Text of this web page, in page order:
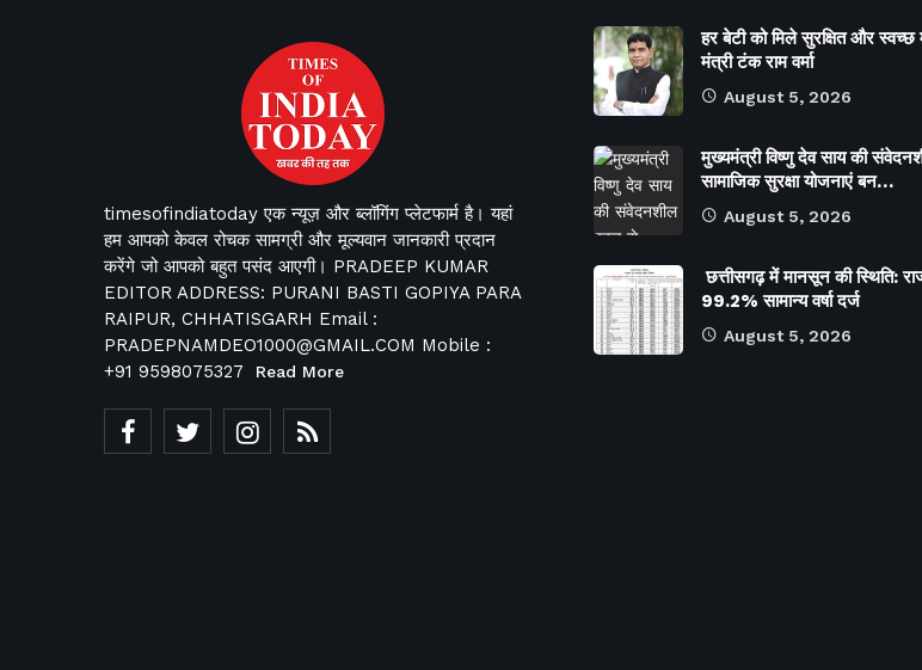
timesofindiatoday एक न्यूज़ और ब्लॉगिंग प्लेटफार्म है। यहां
हम आपको केवल रोचक सामग्री और मूल्यवान जानकारी प्रदान
करेंगे जो आपको बहुत पसंद आएगी। PRADEEP KUMAR
EDITOR ADDRESS: PURANI BASTI GOPIYA PARA
RAIPUR, CHHATISGARH Email :
PRADEPNAMDEO1000@GMAIL.COM Mobile :
+91 9598075327
Read More
हर बेटी को मिले सुरक्षित और स्वच्छ
मंत्री टंक राम वर्मा
August 5, 2026
मुख्यमंत्री विष्णु देव साय की
सामाजिक सुरक्षा योजनाएं बन…
August 5, 2026
छत्तीसगढ़ में मानसून की स्थिति:
99.2% सामान्य वर्षा दर्ज
August 5, 2026